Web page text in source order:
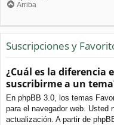
Arriba
Suscripciones y
¿Cuál es la diferencia
suscribirme a un
En phpBB 3.0, los temas
para el navegador web. Usted
actualización. A partir de